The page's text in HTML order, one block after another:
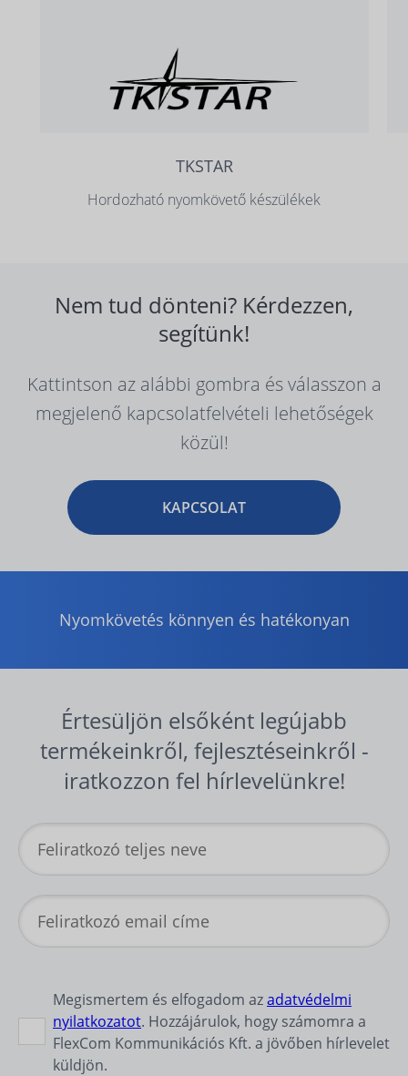
TKSTAR
Hordozható nyomkövető készülékek
Nem tud dönteni? Kérdezzen,
segítünk!
Kattintson az alábbi gombra és válasszon a
megjelenő kapcsolatfelvételi lehetőségek
közül!
KAPCSOLAT
Nyomkövetés könnyen és hatékonyan
Értesüljön elsőként legújabb
termékeinkről, fejlesztéseinkről -
iratkozzon fel hírlevelünkre!
Megismertem és elfogadom azadatvédelmi
nyilatkozatot. Hozzájárulok, hogy számomra a
FlexCom Kommunikációs Kft. a jövőben hírlevelet
küldjön.